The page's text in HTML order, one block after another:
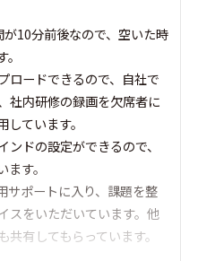
が10分前後なので、空いた時
ロードできるので、自社で
社内研修の録画を欠席者に
ています。
ンドの設定ができるので、
す。
サポートに入り、課題を整
スをいただいています。他
有してもらっています。